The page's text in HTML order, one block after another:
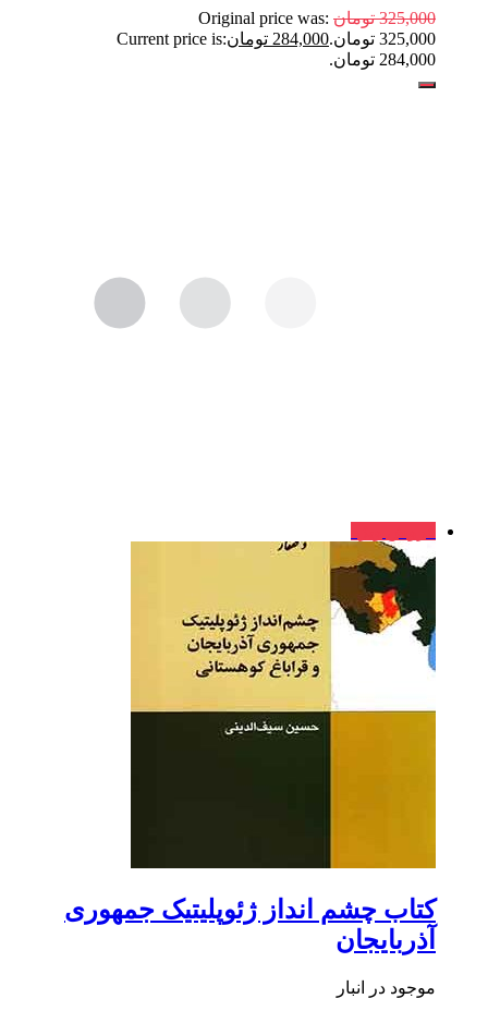
325,000 تومان Original price was:
325,000 تومان.
284,000 تومانCurrent price is:
284,000 تومان.
کتاب چشم انداز ژئوپلیتیک جمهوری
آذربایجان
موجود در انبار